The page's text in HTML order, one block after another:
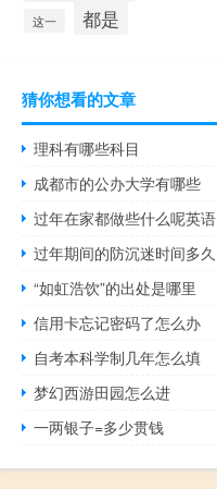
这一 都是
猜你想看的文章
理科有哪些科目
成都市的公办大学有哪些
过年在家都做些什么呢英语
过年期间的防沉迷时间多久
“如虹浩饮”的出处是哪里
信用卡忘记密码了怎么办
自考本科学制几年怎么填
梦幻西游田园怎么进
一两银子=多少贯钱